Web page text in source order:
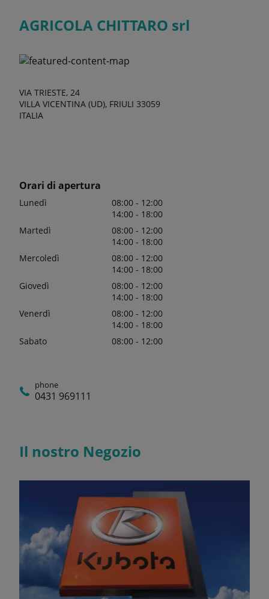
AGRICOLA CHITTARO srl
VIA TRIESTE, 24
VILLA VICENTINA (UD), FRIULI 33059
ITALIA
Orari di apertura
Lunedì
08:00 - 12:00
14:00 - 18:00
Martedì
08:00 - 12:00
14:00 - 18:00
Mercoledì
08:00 - 12:00
14:00 - 18:00
Giovedì
08:00 - 12:00
14:00 - 18:00
Venerdì
08:00 - 12:00
14:00 - 18:00
Sabato
08:00 - 12:00
phone
0431 969111
Il nostro Negozio